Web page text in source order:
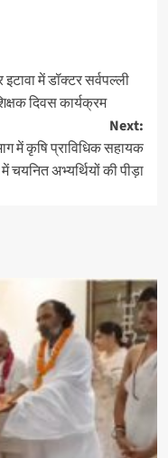
में डॉक्टर सर्वपल्ली
दिवस कार्यक्रम
Next:
में कृषि प्राविधिक सहायक
चयनित अभ्यर्थियों की पीड़ा